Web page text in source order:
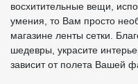
восхитительные вещи,
умения, то Вам просто
магазине ленты сетки.
шедевры, украсите
зависит от полета Вашей